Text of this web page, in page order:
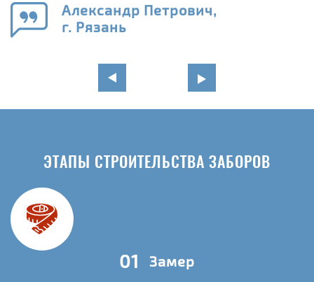
Александр Петрович,
г. Рязань
ЭТАПЫ СТРОИТЕЛЬСТВА ЗАБОРОВ
01 Замер